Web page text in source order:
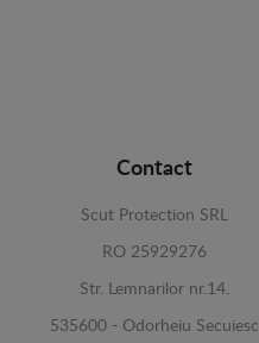
Contact
Scut Protection SRL
RO 25929276
Str. Lemnarilor nr.14.
535600 - Odorheiu Secuiesc